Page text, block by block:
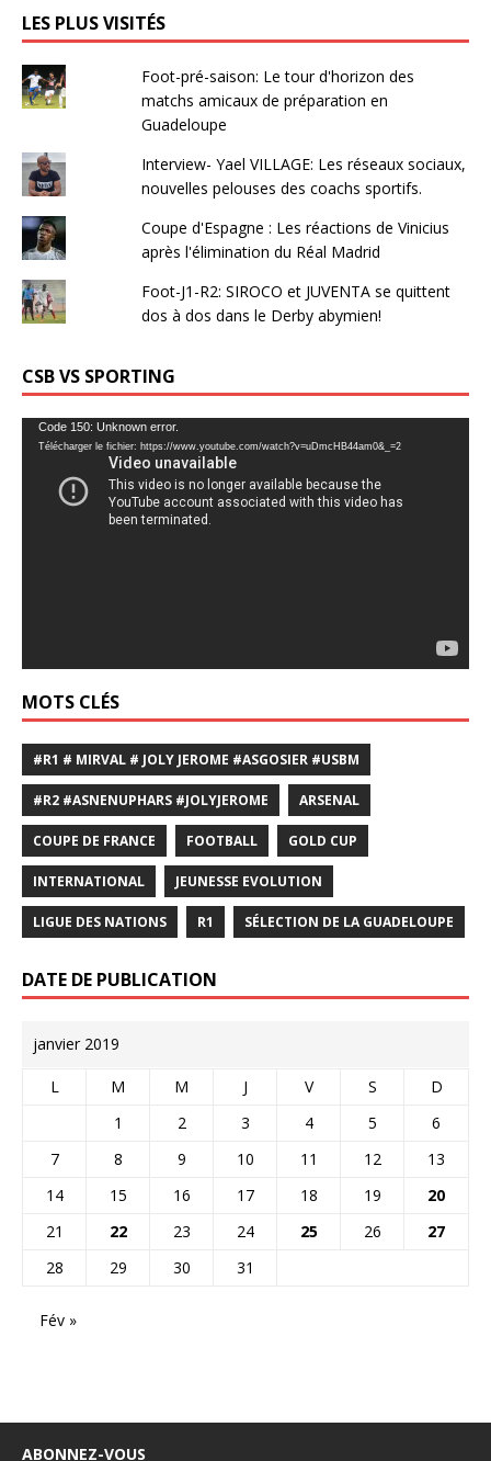
LES PLUS VISITÉS
Foot-pré-saison: Le tour d'horizon des
matchs amicaux de préparation en
Guadeloupe
Interview- Yael VILLAGE: Les réseaux sociaux,
nouvelles pelouses des coachs sportifs.
Coupe d'Espagne : Les réactions de Vinicius
après l'élimination du Réal Madrid
Foot-J1-R2: SIROCO et JUVENTA se quittent
dos à dos dans le Derby abymien!
CSB VS SPORTING
Lecteur
vidéo
Code 150: Unknown error.
Télécharger le fichier: https://www.youtube.com/watch?v=uDmcHB44am0&_=2
MOTS CLÉS
#R1 # MIRVAL # JOLY JEROME #ASGOSIER #USBM
#R2 #ASNENUPHARS #JOLYJEROME ARSENAL
COUPE DE FRANCE FOOTBALL GOLD CUP
INTERNATIONAL JEUNESSE EVOLUTION
LIGUE DES NATIONS R1 SÉLECTION DE LA GUADELOUPE
DATE DE PUBLICATION
janvier 2019
L M M J V S
D
1
2 3 4 5
6
7
8 9 10 11 12
13
14
15 16 17 18 19
20
21
22 23 24 25 26
27
28
29 30 31
Fév »
ABONNEZ-VOUS